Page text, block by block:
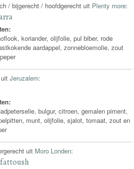
/ bijgerecht / hoofdgerecht uit Plenty more:
koriander, olijfolie, pul biber, rode
aardappel, zonnebloemolie, zout
uitJeruzalem:
bulgur, citroen, gemalen piment,
munt, olijfolie, sjalot, tomaat, zout en
uit Moro Londen: